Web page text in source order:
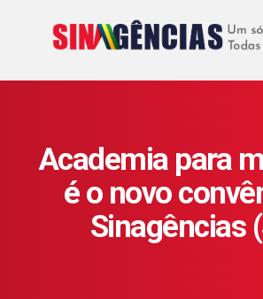
Academia para
é o novo
Sinagências